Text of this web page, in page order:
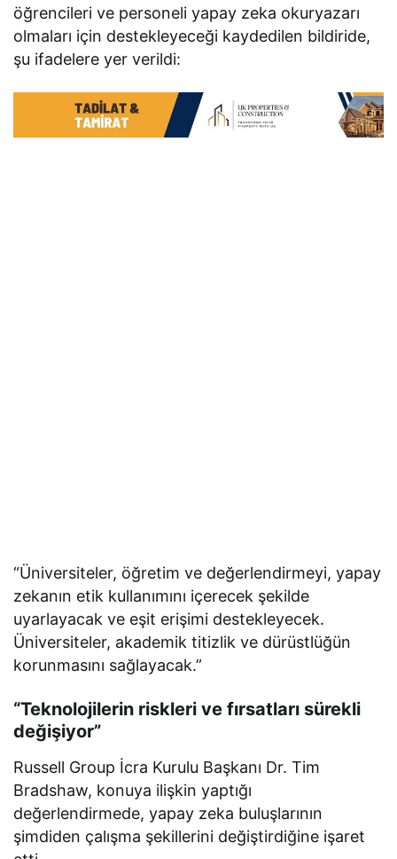
öğrencileri ve personeli yapay zeka okuryazarı
olmaları için destekleyeceği kaydedilen bildiride,
şu ifadelere yer verildi:
“Üniversiteler, öğretim ve değerlendirmeyi, yapay
zekanın etik kullanımını içerecek şekilde
uyarlayacak ve eşit erişimi destekleyecek.
Üniversiteler, akademik titizlik ve dürüstlüğün
korunmasını sağlayacak.”
“Teknolojilerin riskleri ve fırsatları sürekli
değişiyor”
Russell Group İcra Kurulu Başkanı Dr. Tim
Bradshaw, konuya ilişkin yaptığı
değerlendirmede, yapay zeka buluşlarının
şimdiden çalışma şekillerini değiştirdiğine işaret